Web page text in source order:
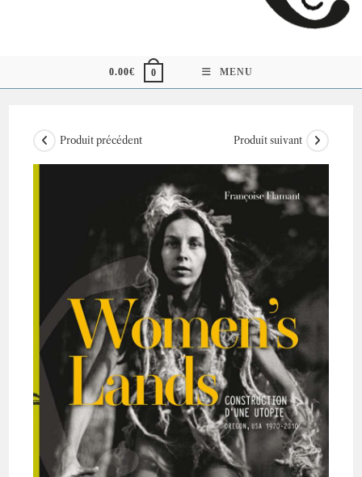
0.00€ 0 MENU
Produit précédent Produit suivant